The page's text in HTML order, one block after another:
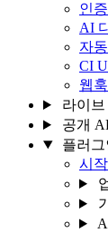
인
AI
자
CI
웹
라이
공개
플러그
시작